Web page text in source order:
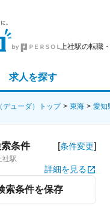
上社駅の転職
求人を探す
探す
探す
デューダ）トップ 東海 愛知
条件 [条件変更]
社駅
詳細を見る
索条件を保存